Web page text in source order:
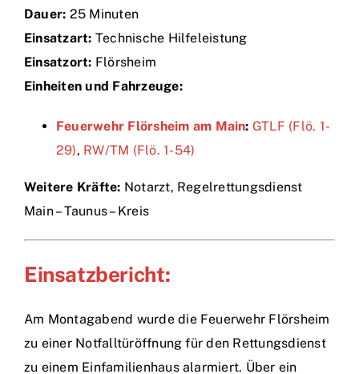
Technik
Dauer: 25 Minuten
Einsatzart: Technische Hilfeleistung
Einsatzort: Flörsheim
Einheiten und Fahrzeuge:
Feuerwehr Flörsheim am Main: GTLF (Flö. 1-
29), RW/TM (Flö. 1-54)
Weitere Kräfte: Notarzt, Regelrettungsdienst
Main – Taunus – Kreis
Einsatzbericht:
Am Montagabend wurde die Feuerwehr Flörsheim
zu einer Notfalltüröffnung für den Rettungsdienst
zu einem Einfamilienhaus alarmiert. Über ein